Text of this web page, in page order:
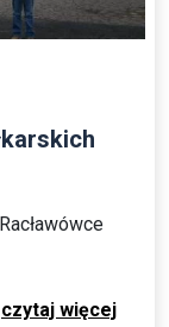
czytaj więcej